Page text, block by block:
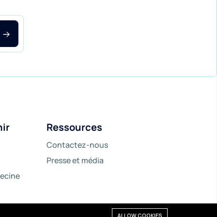
Ressources
Contactez-nous
Presse et média
ALLOW COOKIES